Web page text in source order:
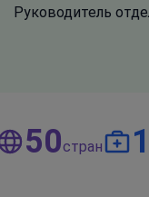
Руководитель
50стран